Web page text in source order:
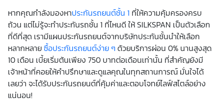
หากคุณกำลังมองหาประกันรถยนต์ชั้น 1 ที่ให้ความคุ้มครองครบ
ถ้วน แต่ไม่รู้จะทำประกันรถชั้น 1 ที่ไหนดี ให้ SILKSPAN เป็นตัวเลือก
ที่ดีที่สุด เรามีแผนประกันรถยนต์จากบริษัทประกันชั้นนำให้เลือก
หลากหลายซื้อประกันรถยนต์ง่าย ๆด้วยบริการผ่อน 0% นานสูงสุด
10 เดือน เบี้ยเริ่มต้นเพียง 750 บาทต่อเดือนเท่านั้น ที่สำคัญยังมี
เจ้าหน้าที่คอยให้คำปรึกษาและดูแลคุณในทุกสถานการณ์ มั่นใจได้
เลยว่า จะได้รับประกันรถยนต์ที่คุ้มค่าและตอบโจทย์ไลฟ์สไตล์อย่าง
แน่นอน!